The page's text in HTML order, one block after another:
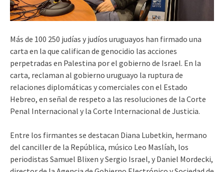
Más de 100 250 judías y judíos uruguayos han firmado una
carta en la que califican de genocidio las acciones
perpetradas en Palestina por el gobierno de Israel. En la
carta, reclaman al gobierno uruguayo la ruptura de
relaciones diplomáticas y comerciales con el Estado
Hebreo, en señal de respeto a las resoluciones de la Corte
Penal Internacional y la Corte Internacional de Justicia.
Entre los firmantes se destacan Diana Lubetkin, hermano
del canciller de la República, músico Leo Maslíah, los
periodistas Samuel Blixen y Sergio Israel, y Daniel Mordecki,